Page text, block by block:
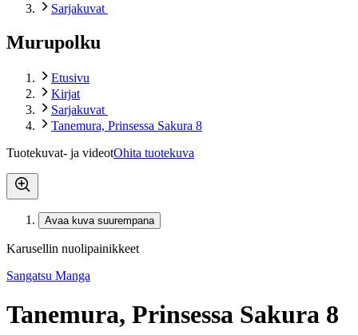
Sarjakuvat
Murupolku
Etusivu
Kirjat
Sarjakuvat
Tanemura, Prinsessa Sakura 8
Tuotekuvat- ja videotOhita tuotekuva
Avaa kuva suurempana
Karusellin nuolipainikkeet
Sangatsu Manga
Tanemura, Prinsessa Sakura 8